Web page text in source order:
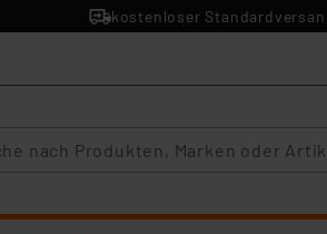
kostenloser